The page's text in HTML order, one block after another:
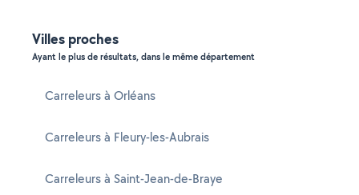
Villes proches
Ayant le plus de résultats, dans le même département
Carreleurs à Orléans
Carreleurs à Fleury-les-Aubrais
Carreleurs à Saint-Jean-de-Braye